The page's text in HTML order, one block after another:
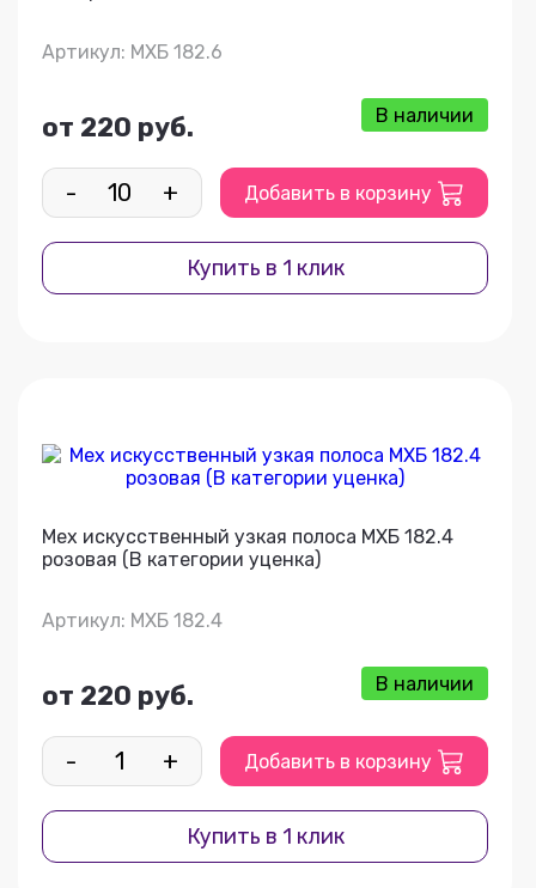
Артикул: МХБ 182.6
от 220 руб. В наличии
- + Добавить в корзину
Купить в 1 клик
Мех искусственный узкая полоса МХБ 182.4
розовая (В категории уценка)
Артикул: МХБ 182.4
от 220 руб. В наличии
- + Добавить в корзину
Купить в 1 клик